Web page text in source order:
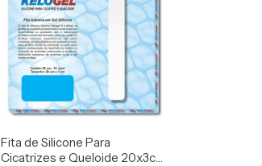
Fita de Silicone Para
Cicatrizes e Queloide 20x3cm